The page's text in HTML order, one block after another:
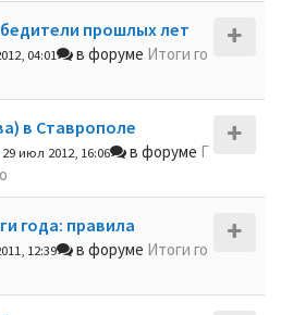
прошлых лет
04:01 в форуме Итоги го
в Ставрополе
29 июл 2012, 16:06 в форуме Г
года: правила
12:39 в форуме Итоги го